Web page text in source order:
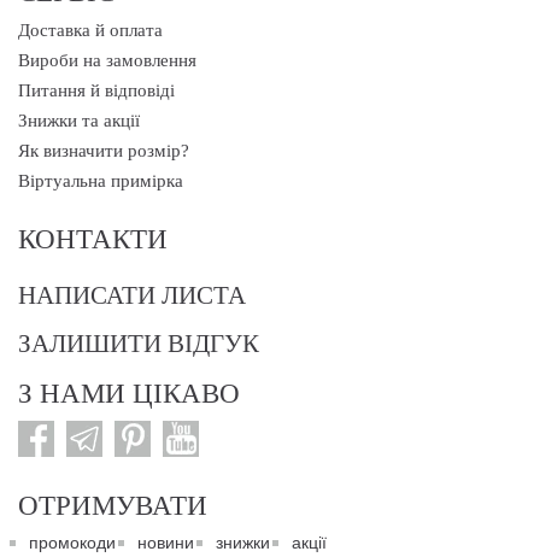
Доставка й оплата
Вироби на замовлення
Питання й відповіді
Знижки та акції
Як визначити розмір?
Віртуальна примірка
КОНТАКТИ
НАПИСАТИ ЛИСТА
ЗАЛИШИТИ ВІДГУК
З НАМИ ЦІКАВО
ОТРИМУВАТИ
промокоди новини знижки акції